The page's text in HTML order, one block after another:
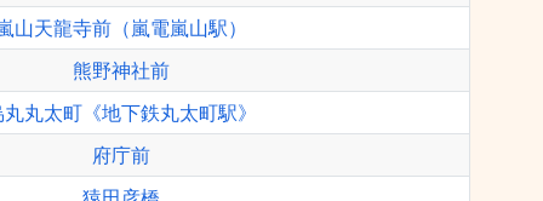
山天龍寺前（嵐電嵐山駅）
熊野神社前
丸太町《地下鉄丸太町駅》
府庁前